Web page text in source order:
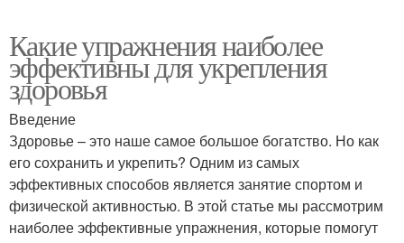
Какие упражнения наиболее
эффективны для укрепления
здоровья
Введение
Здоровье – это наше самое большое богатство. Но как
его сохранить и укрепить? Одним из самых
эффективных способов является занятие спортом и
физической активностью. В этой статье мы рассмотрим
наиболее эффективные упражнения, которые помогут